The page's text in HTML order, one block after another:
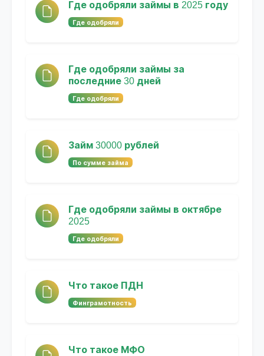
Где одобряли займы в 2025 году
Где одобряли
Где одобряли займы за
последние 30 дней
Где одобряли
Займ 30000 рублей
По сумме займа
Где одобряли займы в октябре
2025
Где одобряли
Что такое ПДН
Финграмотность
Что такое МФО